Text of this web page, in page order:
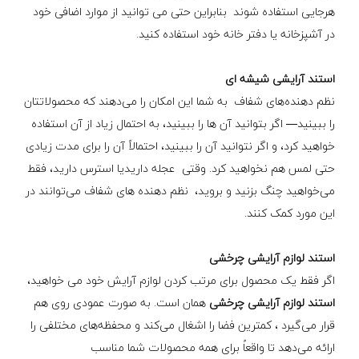
هرجایی استفاده شوند بنابراین حتی می توانید از موارد اضافی خود
در آشپزخانه یا دفتر خانه خود استفاده کنید.
استند آرایشی شیشه ای
نظم دهنده‌های شفاف به شما این امکان را می‌دهند که محصولاتتان
را ببینید— اگر بتوانید آن ها را ببینید، به احتمال زیاد از آن استفاده
خواهید کرد، و اگر نتوانید آن را ببینید، احتمالاً آن را برای مدت زیادی
حتی لمس هم نخواهید کرد. وقتی عجله داریدیا استرس دارید، فقط
می‌خواهید چنگ بزنید و بروید، نظم دهنده های شفاف می‌توانند در
این مورد کمک کنند.
استند لوازم آرایشی چرخشی
اگر فقط یک محصول برای مرتب کردن لوازم آرایش خود می خواهید،
استند لوازم آرایشی چرخشی همان است. به صورت عمودی روی هم
قرار می‌گیرد ، کمترین فضا را اشغال می‌کند و محفظه‌های مختلفی را
ارائه می‌دهد تا واقعاً برای همه محصولات شما مناسب